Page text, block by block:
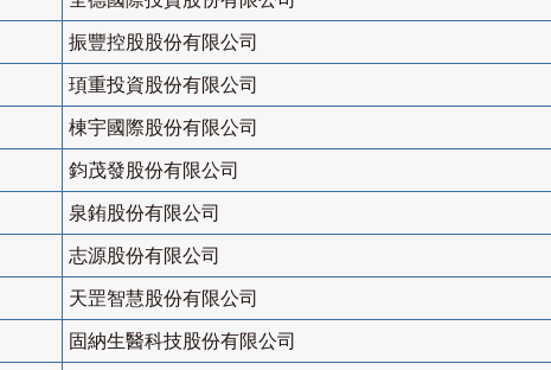
振豐控股股份有限公司
頊重投資股份有限公司
棟宇國際股份有限公司
鈞茂發股份有限公司
泉銪股份有限公司
志源股份有限公司
天罡智慧股份有限公司
固納生醫科技股份有限公司